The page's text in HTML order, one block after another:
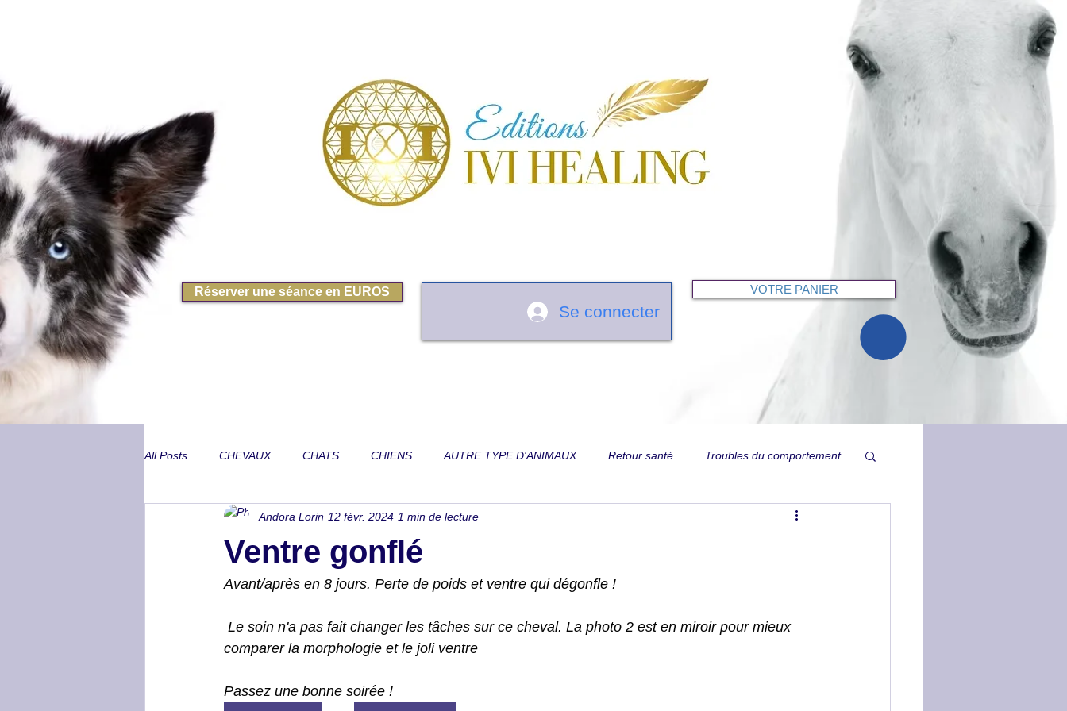
Réserver une séance en EUROS
Se connecter
VOTRE PANIER
All Posts CHEVAUX CHATS CHIENS AUTRE TYPE D'ANIMAUX Retour santé Troubles du comportement
Annecdotes de CA Problèmes de vue Toux
Peurs inexpliquées Locomotion Reins Diarrhée Fourbure Fracture
Métabolisme et SME Lombaires Relation au mors de filet
Ventre gonflé
Andora Lorin 12 févr. 2024 1 min de lecture
Avant/après en 8 jours. Perte de poids et ventre qui dégonfle !
comparer la morphologie et le joli ventre
Passez une bonne soirée !